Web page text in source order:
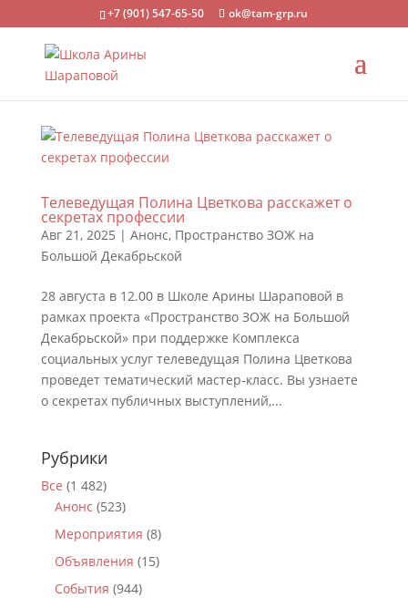
+7 (901) 547-65-50 ok@tam-grp.ru
Телеведущая Полина Цветкова расскажет о
секретах профессии
Авг 21, 2025 | Анонс, Пространство ЗОЖ на
Большой Декабрьской
28 августа в 12.00 в Школе Арины Шараповой в
рамках проекта «Пространство ЗОЖ на Большой
Декабрьской» при поддержке Комплекса
социальных услуг телеведущая Полина Цветкова
проведет тематический мастер-класс. Вы узнаете
о секретах публичных выступлений,...
Рубрики
Все (1 482)
Анонс (523)
Мероприятия (8)
Объявления (15)
События (944)